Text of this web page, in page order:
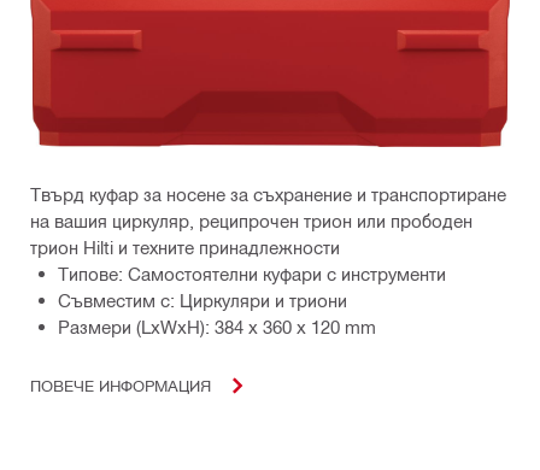
Твърд куфар за носене за съхранение и транспортиране
на вашия циркуляр, реципрочен трион или прободен
трион Hilti и техните принадлежности
Типове: Самостоятелни куфари с инструменти
Съвместим с: Циркуляри и триони
Размери (LxWxH): 384 x 360 x 120 mm
ПОВЕЧЕ ИНФОРМАЦИЯ